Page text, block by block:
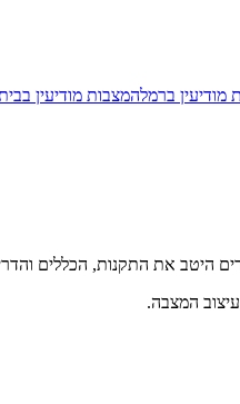
מודיעין ברמלהמצבות מודיעין
היטב את התקנות, הכללים
המצבה.